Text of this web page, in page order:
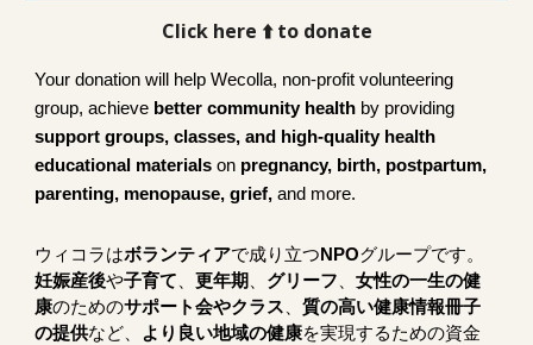
Click here ⬆️ to donate
Your donation will help Wecolla, non-profit volunteering
group, achieve better community health by providing
support groups, classes, and high-quality health
educational materialson pregnancy, birth, postpartum,
parenting, menopause, grief,and more.
ウィコラはボランティアで成り立つNPOグループです。
妊娠産後や子育て、更年期 、 グリーフ、女性の一生の健
康のためのサポート会やクラス、質の高い健康情報冊子
の提供など、 より良い地域の健康を実現するための資金